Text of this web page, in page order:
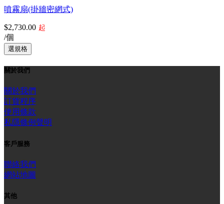
噴霧扇(掛牆密網式)
$2,730.00 起
/個
關於我們
關於我們
訂貨程序
使用條款
私隱條例聲明
客戶服務
聯絡我們
網站地圖
其他